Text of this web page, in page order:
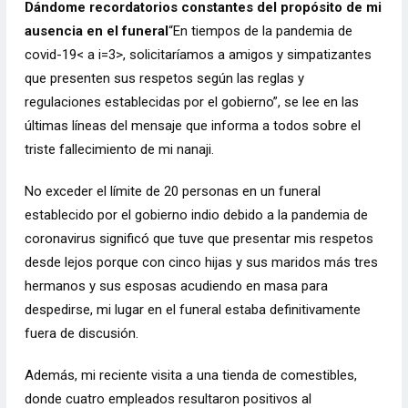
Dándome recordatorios constantes del propósito de mi
ausencia en el funeral“En tiempos de la pandemia de
covid-19< a i=3>, solicitaríamos a amigos y simpatizantes
que presenten sus respetos según las reglas y
regulaciones establecidas por el gobierno”, se lee en las
últimas líneas del mensaje que informa a todos sobre el
triste fallecimiento de mi nanaji.
No exceder el límite de 20 personas en un funeral
establecido por el gobierno indio debido a la pandemia de
coronavirus significó que tuve que presentar mis respetos
desde lejos porque con cinco hijas y sus maridos más tres
hermanos y sus esposas acudiendo en masa para
despedirse, mi lugar en el funeral estaba definitivamente
fuera de discusión.
Además, mi reciente visita a una tienda de comestibles,
donde cuatro empleados resultaron positivos al